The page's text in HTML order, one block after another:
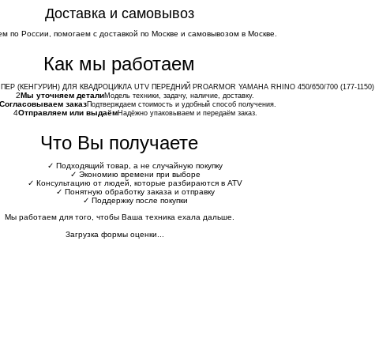
Доставка и самовывоз
по России, помогаем с доставкой по Москве и самовывозом в Москве.
Как мы работаем
(КЕНГУРИН) ДЛЯ КВАДРОЦИКЛА UTV ПЕРЕДНИЙ PROARMOR YAMAHA RHINO 450/650/700 (177-1150)
2 Мы уточняем деталиМодель техники, задачу, наличие, доставку.
Согласовываем заказПодтверждаем стоимость и удобный способ получения.
4Отправляем или выдаёмНадёжно упаковываем и передаём заказ.
Что Вы получаете
✓ Подходящий товар, а не случайную покупку
✓ Экономию времени при выборе
✓ Консультацию от людей, которые разбираются в ATV
✓ Понятную обработку заказа и отправку
✓ Поддержку после покупки
Мы работаем для того, чтобы Ваша техника ехала дальше.
Загрузка формы оценки...